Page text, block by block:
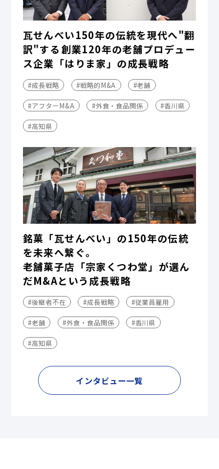
瓦せんべい150年の伝統を現代へ"翻
訳"する――創業120年の老舗プロデュー
ス企業「はりま家」の成長戦略
#成長戦略 #戦略的M&A #老舗
#アフターM&A #外食・食品関係 #香川県
#高知県
銘菓「瓦せんべい」の150年の伝統
を未来へ繋ぐ。
老舗菓子店「宗家くつわ堂」が選ん
だM&Aという成長戦略
#後継者不在 #成長戦略 #従業員雇用
#老舗 #外食・食品関係 #香川県
#高知県
インタビュー一覧